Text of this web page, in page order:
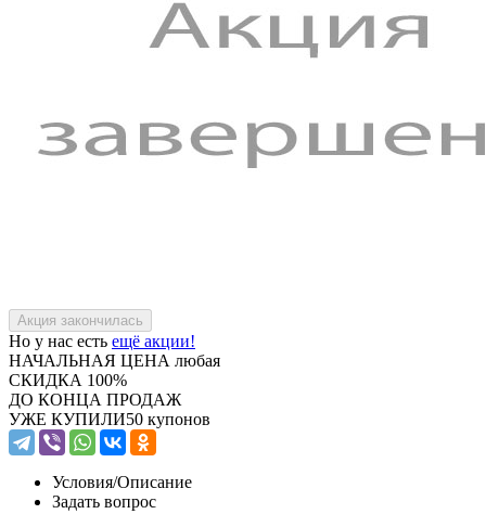
Но у нас есть ещё акции!
НАЧАЛЬНАЯ ЦЕНА любая
СКИДКА 100%
ДО КОНЦА ПРОДАЖ
УЖЕ КУПИЛИ50 купонов
Условия/Описание
Задать вопрос